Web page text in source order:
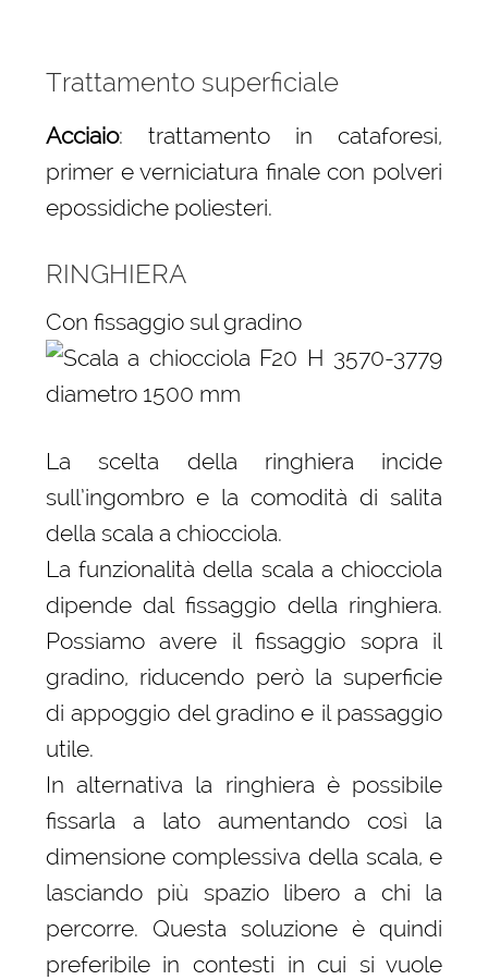
Trattamento superficiale
Acciaio: trattamento in cataforesi,
primer e verniciatura finale con polveri
epossidiche poliesteri.
RINGHIERA
Con fissaggio sul gradino
La scelta della ringhiera incide
sull’ingombro e la comodità di salita
della scala a chiocciola.
La funzionalità della scala a chiocciola
dipende dal fissaggio della ringhiera.
Possiamo avere il fissaggio sopra il
gradino, riducendo però la superficie
di appoggio del gradino e il passaggio
utile.
In alternativa la ringhiera è possibile
fissarla a lato aumentando così la
dimensione complessiva della scala, e
lasciando più spazio libero a chi la
percorre. Questa soluzione è quindi
preferibile in contesti in cui si vuole